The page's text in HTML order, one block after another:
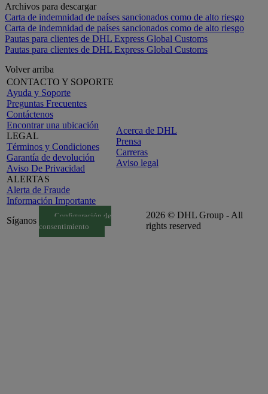
Archivos para descargar
Carta de indemnidad de países sancionados como de alto riesgo
Carta de indemnidad de países sancionados como de alto riesgo
Pautas para clientes de DHL Express Global Customs
Pautas para clientes de DHL Express Global Customs
Volver arriba
CONTACTO Y SOPORTE
Ayuda y Soporte
Preguntas Frecuentes
Contáctenos
Encontrar una ubicación
LEGAL
Términos y Condiciones
Garantía de devolución
Aviso De Privacidad
ALERTAS
Alerta de Fraude
Información Importante
Acerca de DHL
Prensa
Carreras
Aviso legal
Síganos
Configuración de
consentimiento
2026 © DHL Group - All
rights reserved